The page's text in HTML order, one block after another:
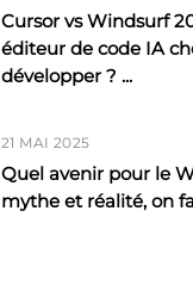
Cursor vs Windsurf
éditeur de code IA
développer ? ...
21 MAI 2025
Quel avenir pour le
mythe et réalité, on